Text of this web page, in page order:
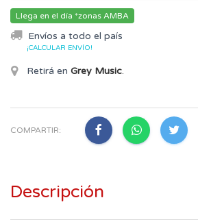
Llega en el día *zonas AMBA
Envíos a todo el país
¡CALCULAR ENVÍO!
Retirá en Grey Music.
COMPARTIR:
Descripción